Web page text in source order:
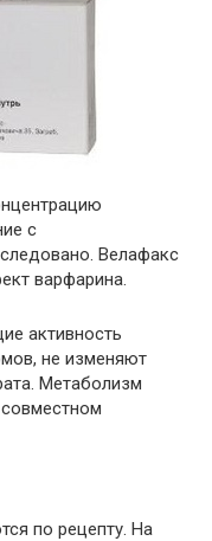
с
Велафакс
варфарина.
активность
не изменяют
Метаболизм
по рецепту. На